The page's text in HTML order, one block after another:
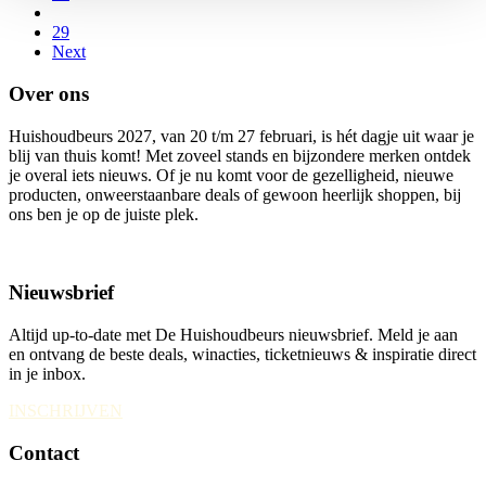
29
Next
Over ons
Huishoudbeurs 2027, van 20 t/m 27 februari, is hét dagje uit waar je
blij van thuis komt! Met zoveel stands en bijzondere merken ontdek
je overal iets nieuws. Of je nu komt voor de gezelligheid, nieuwe
producten, onweerstaanbare deals of gewoon heerlijk shoppen, bij
ons ben je op de juiste plek.
Nieuwsbrief
Altijd up-to-date met De Huishoudbeurs nieuwsbrief. Meld je aan
en ontvang de beste deals, winacties, ticketnieuws & inspiratie direct
in je inbox.
INSCHRIJVEN
Contact